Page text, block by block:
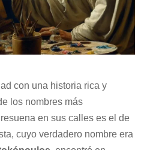
con una historia rica y
los nombres más
en sus calles es el de
cuyo verdadero nombre era